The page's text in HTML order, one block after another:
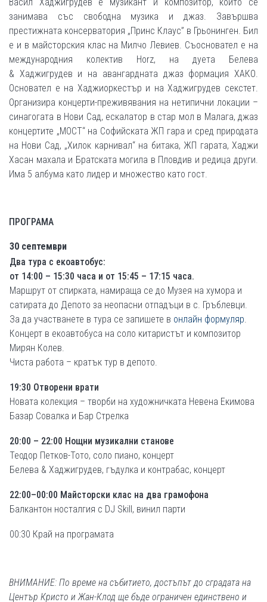
занимава със свободна музика и джаз. Завършва
престижната консерватория „Принс Клаус” в Грьонинген. Бил
е и в майсторския клас на Милчо Левиев. Съосновател е на
международния колектив Horz, на дуета Белева
& Хаджигрудев и на авангардната джаз формация ХАКО.
Основател е на Хаджиоркестър и на Хаджигрудев секстет.
Организира концерти-преживявания на нетипични локации –
синагогата в Нови Сад, ескалатор в стар мол в Малага, джаз
концертите „МОСТ“ на Софийската ЖП гара и сред природата
на Нови Сад, „Хилок карнивал“ на битака, ЖП гарата, Хаджи
Хасан махала и Братската могила в Пловдив и редица други.
Има 5 албума като лидер и множество като гост.
ПРОГРАМА
30 септември
Два тура с екоавтобус:
от 14:00 – 15:30 часа и от 15:45 – 17:15 часа.
Маршрут от спирката, намираща се до Музея на хумора и
сатирата до Депото за неопасни отпадъци в с. Гръблевци.
За да участванете в тура се запишете в онлайн формуляр.
Концерт в екоавтобуса на соло китаристът и композитор
Мирян Колев.
Чиста работа – кратък тур в депото.
19:30 Отворени врати
Новата колекция – творби на художничката Невена Екимова
Базар Совалка и Бар Стрелка
20:00 – 22:00 Нощни музикални станове
Теодор Петков-Тото, соло пиано, концерт
Белева & Хаджигрудев, гъдулка и контрабас, концерт
22:00–00:00 Майсторски клас на два грамофона
Балкантон носталгия с DJ Skill, винил парти
00:30 Край на програмата
ВНИМАНИЕ: По време на събитието, достъпът до сградата на
Център Кристо и Жан-Клод ще бъде ограничен единствено и